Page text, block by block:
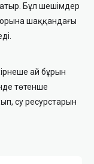
Бұл шешімдер
шаққандағы
ай бұрын
төтенше
су ресурстарын